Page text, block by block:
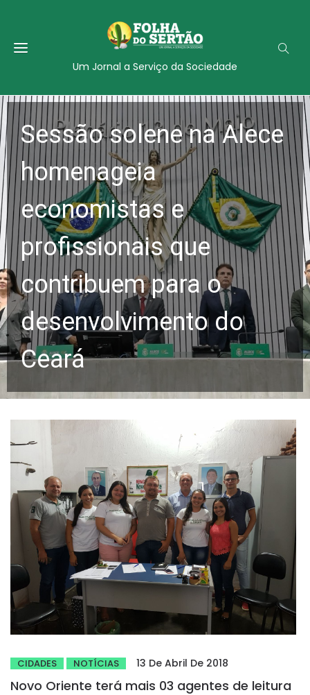
Um Jornal a Serviço da Sociedade
Sessão solene na Alece
homenageia
economistas e
profissionais que
contribuem para o
desenvolvimento do
Ceará
CIDADES NOTÍCIAS 13 De Abril De 2018
Novo Oriente terá mais 03 agentes de leitura